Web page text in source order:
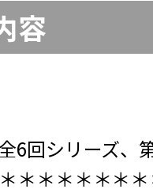
容
回シリーズ、
＊＊＊＊＊＊